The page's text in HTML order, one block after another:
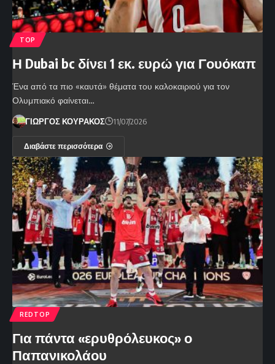
TOP
Η Dubai bc δίνει 1 εκ. ευρώ για Γουόκαπ
Ένα από τα πιο «καυτά» θέματα του καλοκαιριού για τον
Ολυμπιακό φαίνεται…
ΓΙΩΡΓΟΣ ΚΟΥΡΑΚΟΣ 11/07/2026
Διαβάστε περισσότερα
REDTOP
Για πάντα «ερυθρόλευκος» ο
Παπανικολάου